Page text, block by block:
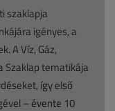
szaklapja
igényes, a
A Víz, Gáz,
Szaklap tematikája
így első
– évente 10